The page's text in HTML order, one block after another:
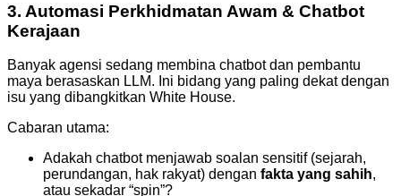
3. Automasi Perkhidmatan Awam & Chatbot
Kerajaan
Banyak agensi sedang membina chatbot dan pembantu
maya berasaskan LLM. Ini bidang yang paling dekat dengan
isu yang dibangkitkan White House.
Cabaran utama:
Adakah chatbot menjawab soalan sensitif (sejarah,
perundangan, hak rakyat) dengan fakta yang sahih,
atau sekadar “spin”?